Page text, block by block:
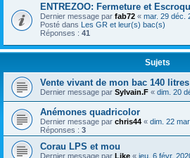
ENTREZOO: Fermeture et
Dernier message par fab72 « mar. 29 déc.
Posté dans Les GR et leur(s) bac(s)
Réponses : 41
Sujets
Vente vivant de mon bac 140 litres
Dernier message par Sylvain.F « dim. 20
Anémones quadricolor
Dernier message par chris44 « dim. 22
Réponses : 3
Corau LPS et mou
Dernier message par Like « jeu. 6 févr.